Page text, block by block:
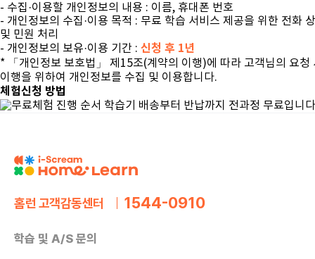
- 수집·이용할 개인정보의 내용 : 이름, 휴대폰 번호
- 개인정보의 수집·이용 목적 : 무료 학습 서비스 제공을 위한 전화
및 민원 처리
- 개인정보의 보유·이용 기간 : 신청 후 1년
* 「개인정보 보호법」 제15조(계약의 이행)에 따라 고객님의 요청
이행을 위하여 개인정보를 수집 및 이용합니다.
체험신청 방법
학습기 배송부터 반납까지 전과정 무료입니
홈런 고객감동센터
학습 및 A/S 문의
1544-0910